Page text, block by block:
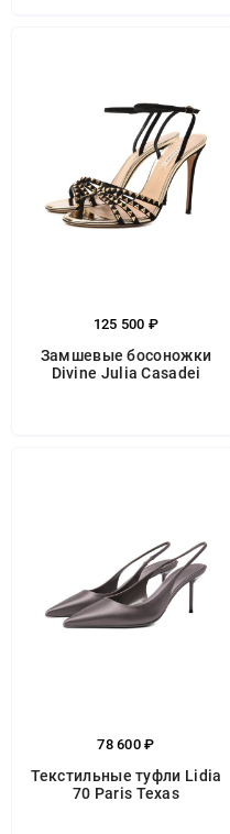
125 500 ₽
Замшевые босоножки
Divine Julia Casadei
78 600 ₽
Текстильные туфли Lidia
70 Paris Texas